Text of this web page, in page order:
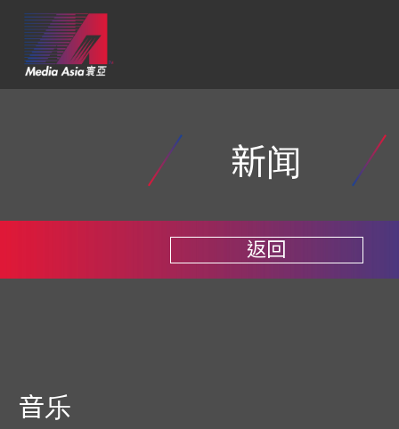
新闻
返回
音乐